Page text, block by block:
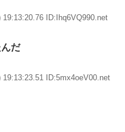
19:13:20.76 ID:Ihq6VQ990.net
だ
19:13:23.51 ID:5mx4oeV00.net